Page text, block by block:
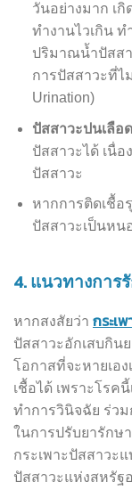
วันอย่างมาก เ
ทำงานไวเกิน
ปริมาณน้ำปัสสา
การปัสสาวะที่ไ
Urination)
ปัสสาวะปนเลือด
ปัสสาวะได้ เนื่อ
ปัสสาวะ
หากการติดเชื้อ
ปัสสาวะเป็นหน
4. แนวทางการ
หากสงสัยว่า กระเ
ปัสสาวะอักเสบกิน
โอกาสที่จะหายเอ
เชื้อได้ เพราะโรค
ทำการวินิจฉัย ร่ว
ในการปรับยารักษ
กระเพาะปัสสาวะ
ปัสสาวะแห่งสหรัฐ